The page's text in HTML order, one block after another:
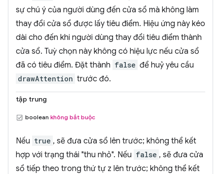
sự chú ý của người dùng đến cửa sổ mà không làm
thay đổi cửa sổ được lấy tiêu điểm. Hiệu ứng này kéo
dài cho đến khi người dùng thay đổi tiêu điểm thành
cửa sổ. Tuỳ chọn này không có hiệu lực nếu cửa sổ
đã có tiêu điểm. Đặt thành false để huỷ yêu cầu
drawAttention trước đó.
tập trung
boolean không bắt buộc
Nếu true , sẽ đưa cửa sổ lên trước; không thể kết
hợp với trạng thái "thu nhỏ". Nếu false , sẽ đưa cửa
sổ tiếp theo trong thứ tự z lên trước; không thể kết